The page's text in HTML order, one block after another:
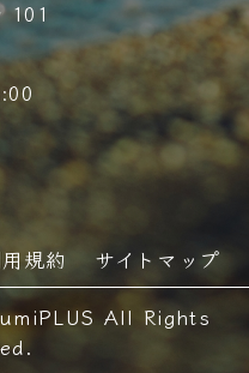
101
規約
サイトマップ
All Rights